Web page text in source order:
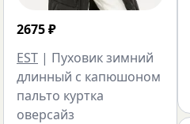
2675₽
EST | Пуховик зимний
длинный с капюшоном
пальто куртка
оверсайз